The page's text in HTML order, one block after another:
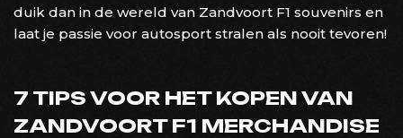
duik dan in de wereld van Zandvoort F1 souvenirs en
laat je passie voor autosport stralen als nooit tevoren!
7 TIPS VOOR HET KOPEN VAN
ZANDVOORT F1 MERCHANDISE